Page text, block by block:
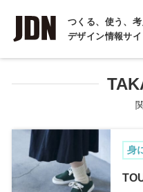
つくる、使う、
デザイン情報サイ
INTERVIEW
インタビュー
COLUMN
コラム 身